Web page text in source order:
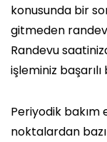
konusunda bir
gitmeden
Randevu
işleminiz
Periyodik bakım
noktalardan